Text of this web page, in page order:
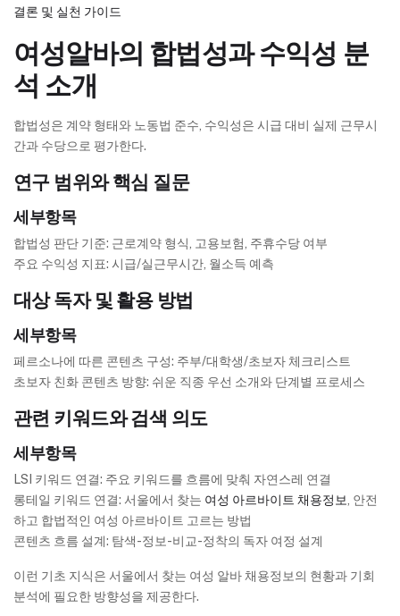
결론 및 실천 가이드
여성알바의 합법성과 수익성 분
석 소개
합법성은 계약 형태와 노동법 준수, 수익성은 시급 대비 실제 근무시
간과 수당으로 평가한다.
연구 범위와 핵심 질문
세부항목
합법성 판단 기준: 근로계약 형식, 고용보험, 주휴수당 여부
주요 수익성 지표: 시급/실근무시간, 월소득 예측
대상 독자 및 활용 방법
세부항목
페르소나에 따른 콘텐츠 구성: 주부/대학생/초보자 체크리스트
초보자 친화 콘텐츠 방향: 쉬운 직종 우선 소개와 단계별 프로세스
관련 키워드와 검색 의도
세부항목
LSI 키워드 연결: 주요 키워드를 흐름에 맞춰 자연스레 연결
롱테일 키워드 연결: 서울에서 찾는 여성 아르바이트 채용정보, 안전
하고 합법적인 여성 아르바이트 고르는 방법
콘텐츠 흐름 설계: 탐색-정보-비교-정착의 독자 여정 설계
이런 기초 지식은 서울에서 찾는 여성 알바 채용정보의 현황과 기회
분석에 필요한 방향성을 제공한다.